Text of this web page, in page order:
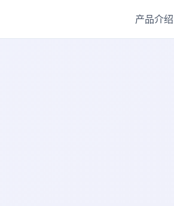
产品介绍